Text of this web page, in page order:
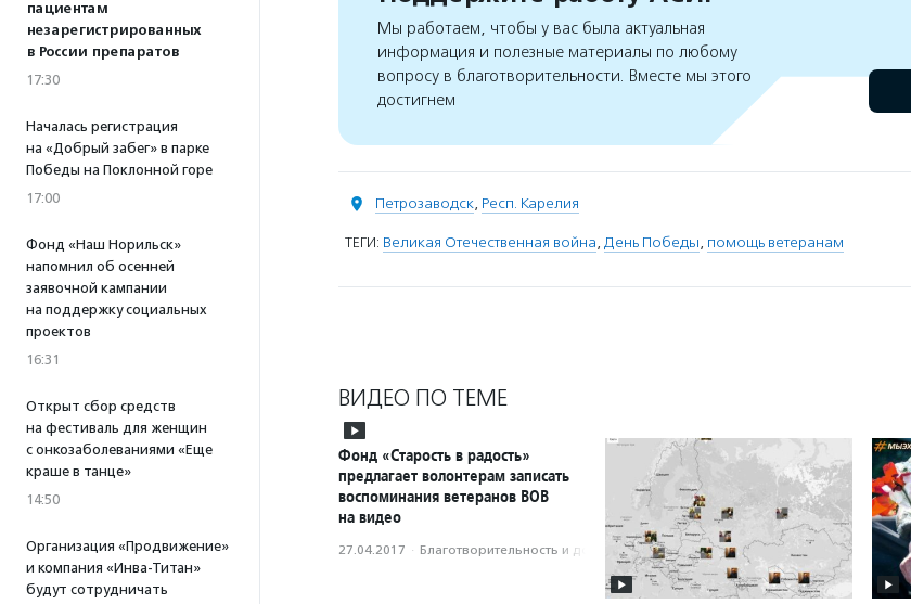
пациентам
незарегистрированных
в России препаратов
17:30
Началась регистрация
на «Добрый забег» в парке
Победы на Поклонной горе
17:00
Фонд «Наш Норильск»
напомнил об осенней
заявочной кампании
на поддержку социальных
проектов
16:31
Открыт сбор средств
на фестиваль для женщин
с онкозаболеваниями «Еще
краше в танце»
14:50
Организация «Продвижение»
и компания «Инва-Титан»
будут сотрудничать
Мы работаем, чтобы у вас была актуальная
информация и полезные материалы по любому
вопросу в благотворительности. Вместе мы этого
достигнем
Петрозаводск, Респ. Карелия
ТЕГИ: Великая Отечественная война, День Победы, помощь ветеранам
ВИДЕО ПО ТЕМЕ
Фонд «Старость в радость»
предлагает волонтерам записать
воспоминания ветеранов ВОВ
на видео
27.04.2017 · Благотвори­тель­ность и доброволь­чест­во